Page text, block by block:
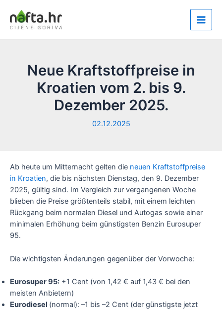
Inhalt
springen
Main
Neue Kraftstoffpreise in
Kroatien vom 2. bis 9.
Dezember 2025.
02.12.2025
Ab heute um Mitternacht gelten die neuen Kraftstoffpreise
in Kroatien, die bis nächsten Dienstag, den 9. Dezember
2025, gültig sind. Im Vergleich zur vergangenen Woche
blieben die Preise größtenteils stabil, mit einem leichten
Rückgang beim normalen Diesel und Autogas sowie einer
minimalen Erhöhung beim günstigsten Benzin Eurosuper
95.
Die wichtigsten Änderungen gegenüber der Vorwoche:
Eurosuper 95: +1 Cent (von 1,42 € auf 1,43 € bei den
meisten Anbietern)
Eurodiesel (normal): –1 bis –2 Cent (der günstigste jetzt